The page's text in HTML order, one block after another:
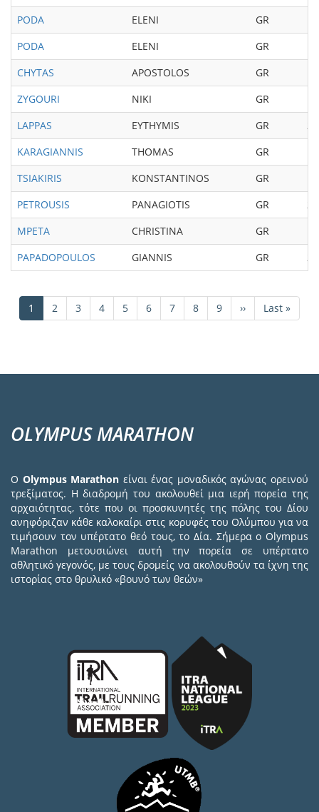
PODA
ELENI GR
PODA
ELENI GR
CHYTAS
APOSTOLOS GR
ZYGOURI
NIKI GR
LAPPAS
EYTHYMIS GR
KARAGIANNIS
THOMAS GR
TSIAKIRIS
KONSTANTINOS GR
PETROUSIS
PANAGIOTIS GR
MPETA
CHRISTINA GR
PAPADOPOULOS
GIANNIS GR
Σελιδοποίηση
Τρέχουσα
σελίδα
1 Σελίδα
2 Σελίδα
3 Σελίδα
4 Σελίδα
5 Σελίδα
6 Σελίδα
7 Σελίδα
8 Σελίδα
9
Next
page
››
Last
page
Last »
OLYMPUS MARATHON
Ο Olympus Marathon είναι ένας μοναδικός αγώνας ορεινού
τρεξίματος. Η διαδρομή του ακολουθεί μια ιερή πορεία της
αρχαιότητας, τότε που οι προσκυνητές της πόλης του Δίου
ανηφόριζαν κάθε καλοκαίρι στις κορυφές του Ολύμπου για να
τιμήσουν τον υπέρτατο θεό τους, το Δία. Σήμερα ο Olympus
Marathon μετουσιώνει αυτή την πορεία σε υπέρτατο
αθλητικό γεγονός, με τους δρομείς να ακολουθούν τα ίχνη της
ιστορίας στο θρυλικό «βουνό των θεών»